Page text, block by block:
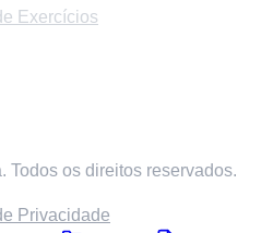
Exercícios
os direitos reservados.
Privacidade